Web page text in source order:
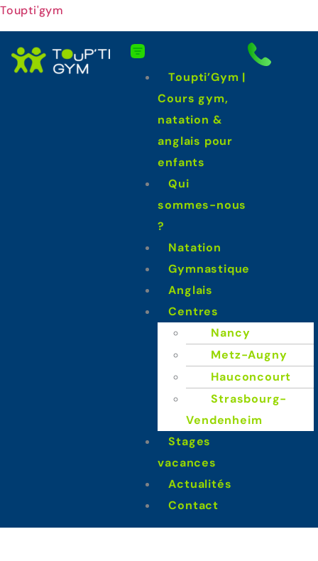
Toupti'gym
Toupti’Gym |
Cours gym,
natation &
anglais pour
enfants
Qui
sommes-nous
?
Natation
Gymnastique
Anglais
Centres
Nancy
Metz-Augny
Hauconcourt
Strasbourg-
Vendenheim
Stages
vacances
Actualités
Contact
Stages vacances